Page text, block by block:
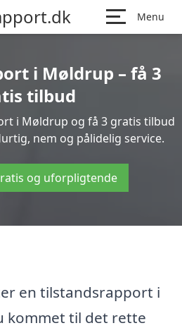
Menu
i Møldrup – få 3
tilbud
i Møldrup og få 3 gratis tilbud
nem og pålidelig service.
og uforpligtende
en tilstandsrapport i
kommet til det rette